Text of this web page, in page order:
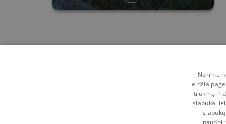
Norime
leidžia
trukmę ir
slapukai